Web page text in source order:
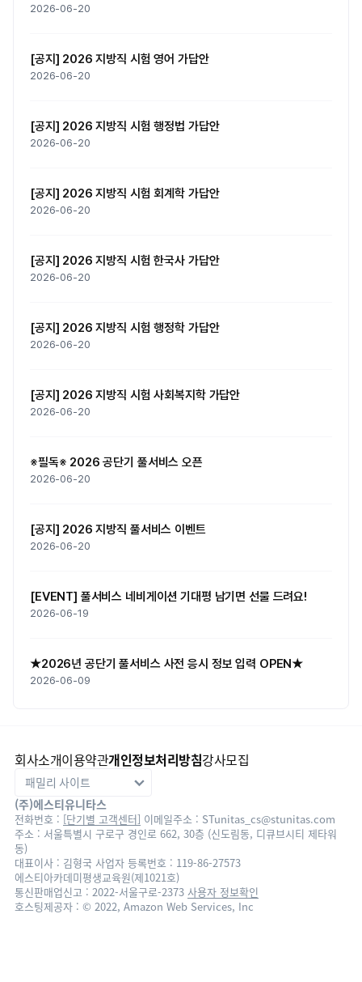
2026-06-20
[공지] 2026 지방직 시험 영어 가답안
2026-06-20
[공지] 2026 지방직 시험 행정법 가답안
2026-06-20
[공지] 2026 지방직 시험 회계학 가답안
2026-06-20
[공지] 2026 지방직 시험 한국사 가답안
2026-06-20
[공지] 2026 지방직 시험 행정학 가답안
2026-06-20
[공지] 2026 지방직 시험 사회복지학 가답안
2026-06-20
※필독※ 2026 공단기 풀서비스 오픈
2026-06-20
[공지] 2026 지방직 풀서비스 이벤트
2026-06-20
[EVENT] 풀서비스 네비게이션 기대평 남기면 선물 드려요!
2026-06-19
★2026년 공단기 풀서비스 사전 응시 정보 입력 OPEN★
2026-06-09
회사소개이용약관개인정보처리방침강사모집
(주)에스티유니타스
전화번호 : [단기별 고객센터] 이메일주소 : STunitas_cs@stunitas.com
주소 : 서울특별시 구로구 경인로 662, 30층 (신도림동, 디큐브시티 제타워
동)
대표이사 : 김형국 사업자 등록번호 : 119-86-27573
에스티아카데미평생교육원(제1021호)
통신판매업신고 : 2022-서울구로-2373 사용자 정보확인
호스팅제공자 : © 2022, Amazon Web Services, Inc